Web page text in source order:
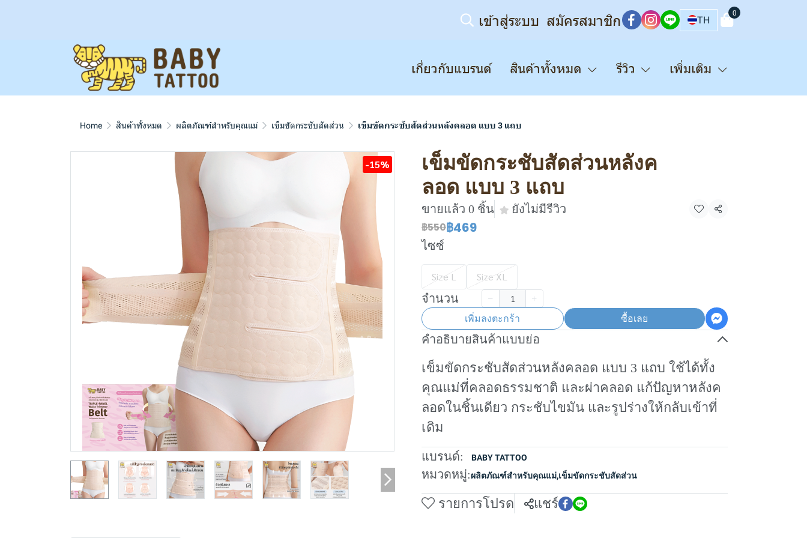
เข้าสู่ระบบ สมัครสมาชิก TH
0
เกี่ยวกับแบรนด์ สินค้าทั้งหมด รีวิว เพิ่มเติม
Home สินค้าทั้งหมด ผลิตภัณฑ์สำหรับคุณแม่ เข็มขัดกระชับสัดส่วน เข็มขัดกระชับสัดส่วนหลังคลอด แบบ 3 แถบ
-15%
เข็มขัดกระชับสัดส่วนหลังค
ลอด แบบ 3 แถบ
ขายแล้ว 0 ชิ้น ยังไม่มีรีวิว แชร์
฿550฿469
ไซซ์
Size L Size XL
จำนวน
เพิ่มลงตะกร้า ซื้อเลย
คำอธิบายสินค้าแบบย่อ
เข็มขัดกระชับสัดส่วนหลังคลอด แบบ 3 แถบ ใช้ได้ทั้ง
คุณแม่ที่คลอดธรรมชาติ และผ่าคลอด แก้ปัญหาหลังค
ลอดในชิ้นเดียว กระชับไขมัน และรูปร่างให้กลับเข้าที่
เดิม
แบรนด์: BABY TATTOO
หมวดหมู่:ผลิตภัณฑ์สำหรับคุณแม่,เข็มขัดกระชับสัดส่วน
รายการโปรด แชร์